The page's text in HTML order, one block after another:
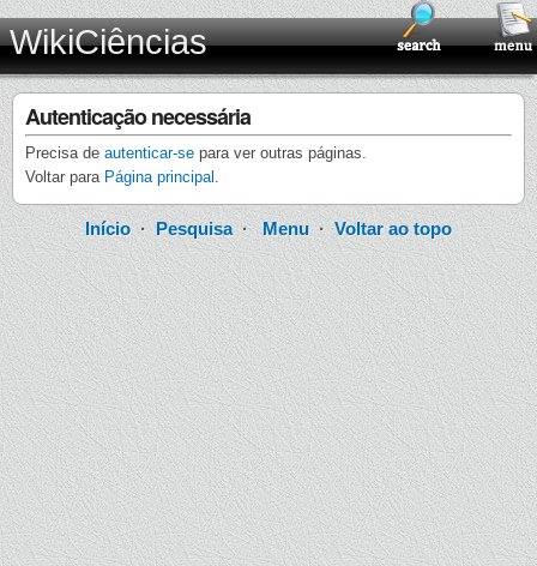
WikiCiências
Autenticação necessária
Precisa de autenticar-se para ver outras páginas.
Voltar para Página principal .
Início · Pesquisa·Menu ·Voltar ao topo